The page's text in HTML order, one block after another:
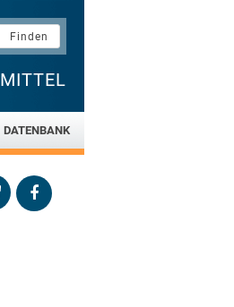
DATENBANK